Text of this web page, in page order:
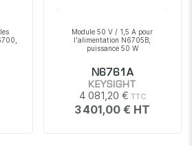
Module 50 V / 1,5 A pour
l'alimentation N6705B,
puissance 50 W
N6761A
KEYSIGHT
4 081,20 €
3 401,00 €